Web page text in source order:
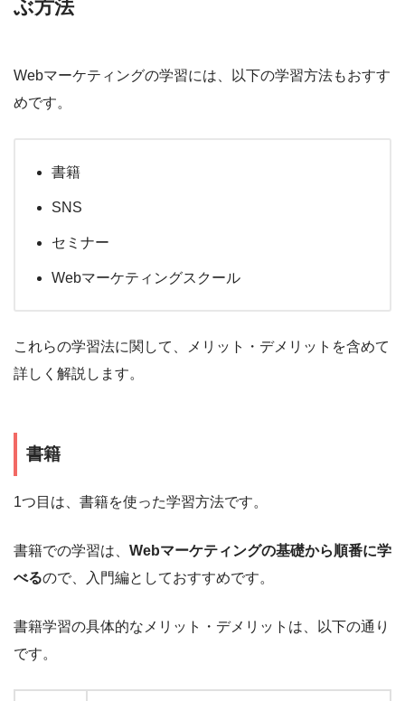
ぶ方法
Webマーケティングの学習には、以下の学習方法もおすす
めです。
書籍
SNS
セミナー
Webマーケティングスクール
これらの学習法に関して、メリット・デメリットを含めて
詳しく解説します。
書籍
1つ目は、書籍を使った学習方法です。
書籍での学習は、 Webマーケティングの基礎から順番に学
べるので、入門編としておすすめです。
書籍学習の具体的なメリット・デメリットは、以下の通り
です。